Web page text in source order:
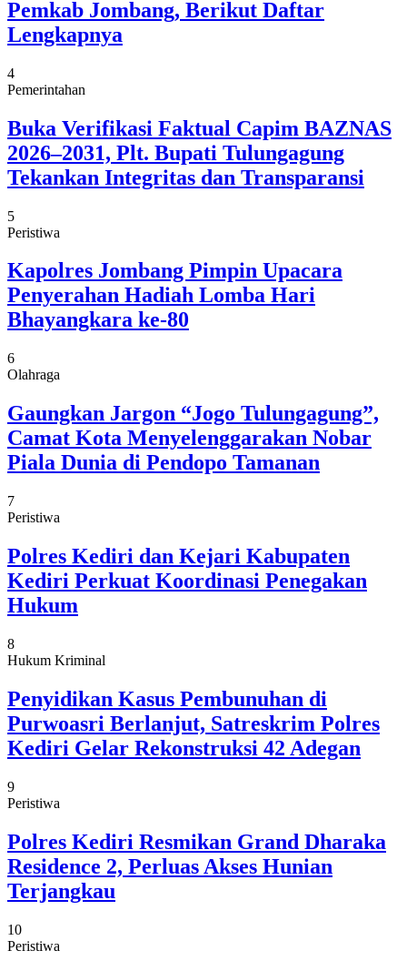
Pemkab Jombang, Berikut Daftar
Lengkapnya
4
Pemerintahan
Buka Verifikasi Faktual Capim BAZNAS
2026–2031, Plt. Bupati Tulungagung
Tekankan Integritas dan Transparansi
5
Peristiwa
Kapolres Jombang Pimpin Upacara
Penyerahan Hadiah Lomba Hari
Bhayangkara ke-80
6
Olahraga
Gaungkan Jargon “Jogo Tulungagung”,
Camat Kota Menyelenggarakan Nobar
Piala Dunia di Pendopo Tamanan
7
Peristiwa
Polres Kediri dan Kejari Kabupaten
Kediri Perkuat Koordinasi Penegakan
Hukum
8
Hukum Kriminal
Penyidikan Kasus Pembunuhan di
Purwoasri Berlanjut, Satreskrim Polres
Kediri Gelar Rekonstruksi 42 Adegan
9
Peristiwa
Polres Kediri Resmikan Grand Dharaka
Residence 2, Perluas Akses Hunian
Terjangkau
10
Peristiwa